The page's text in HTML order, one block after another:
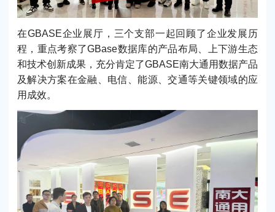
在GBASE企业展厅，三个支部一起回顾了企业发展历
程，重点考察了GBase数据库的产品布局、上下游生态
和技术创新成果，充分肯定了GBASE南大通用数据产品
及解决方案在金融、电信、能源、交通等关键领域的应
用成效。